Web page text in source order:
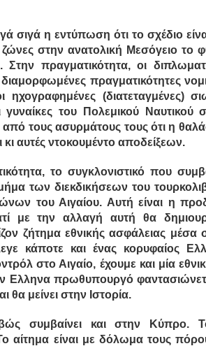
σιγά η εντύπωση ότι το σχέδιο
ζώνες στην ανατολική Μεσόγειο το
Στην πραγματικότητα, οι
πραγματικότητες
ηχογραφημένες (διατεταγμένες)
γυναίκες του Πολεμικού Ναυτικού
τους ασυρμάτους τους ότι η
κι αυτές ντοκουμέντο αποδείξεων.
το συγκλονιστικό που
των διεκδικήσεων του
του Αιγαίου. Αυτή είναι η
με την αλλαγή αυτή θα
ζήτημα εθνικής ασφάλειας μέσα
κάποτε και ένας κορυφαίος
στο Αιγαίο, έχουμε και μία
Eλληνα πρωθυπουργό
θα μείνει στην Iστορία.
συμβαίνει και στην Κύπρο.
αίτημα είναι με δόλωμα τους